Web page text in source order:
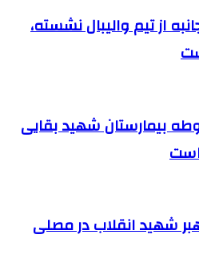
از تیم والیبال نشسته،
بیمارستان شهید بقایی
شهید انقلاب در مصلی